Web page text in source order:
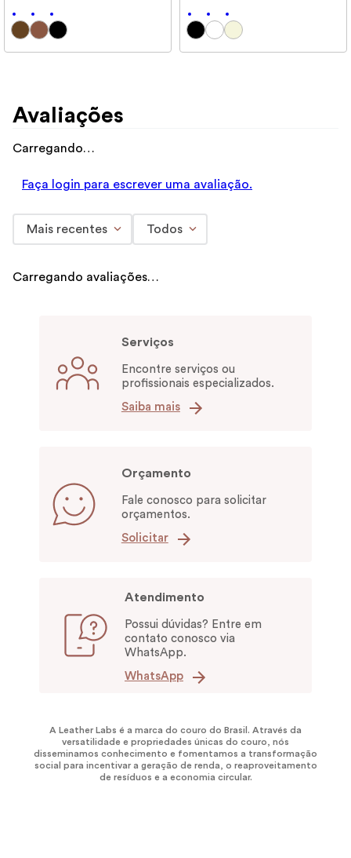
Avaliações
Carregando…
Faça login para escrever uma avaliação.
Mais recentes Todos
Carregando avaliações…
Serviços
Encontre serviços ou
profissionais especializados.
Saiba mais
Orçamento
Fale conosco para solicitar
orçamentos.
Solicitar
Atendimento
Possui dúvidas? Entre em
contato conosco via
WhatsApp.
WhatsApp
A Leather Labs é a marca do couro do Brasil. Através da
versatilidade e propriedades únicas do couro, nós
disseminamos conhecimento e fomentamos a transformação
social para incentivar a geração de renda, o reaproveitamento
de resíduos e a economia circular.